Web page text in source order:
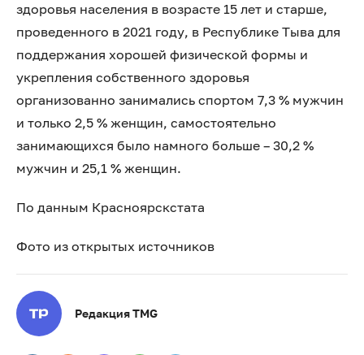
здоровья населения в возрасте 15 лет и старше,
проведенного в 2021 году, в Республике Тыва для
поддержания хорошей физической формы и
укрепления собственного здоровья
организованно занимались спортом 7,3 % мужчин
и только 2,5 % женщин, самостоятельно
занимающихся было намного больше – 30,2 %
мужчин и 25,1 % женщин.
По данным Красноярскстата
Фото из открытых источников
Редакция TMG